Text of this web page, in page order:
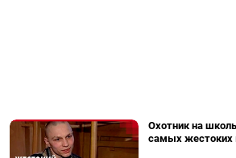
Охотник на
самых жестоких